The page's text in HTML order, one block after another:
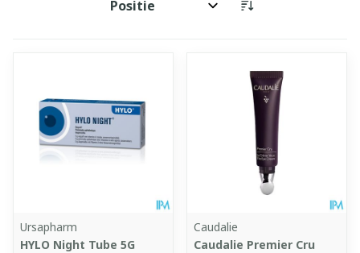
Sorteer op:
Ursapharm
HYLO Night Tube 5G
Caudalie
Caudalie Premier Cru